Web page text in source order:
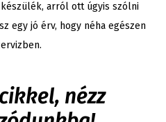
arról ott úgyis szólni
egy jó érv, hogy néha egészen
nézz